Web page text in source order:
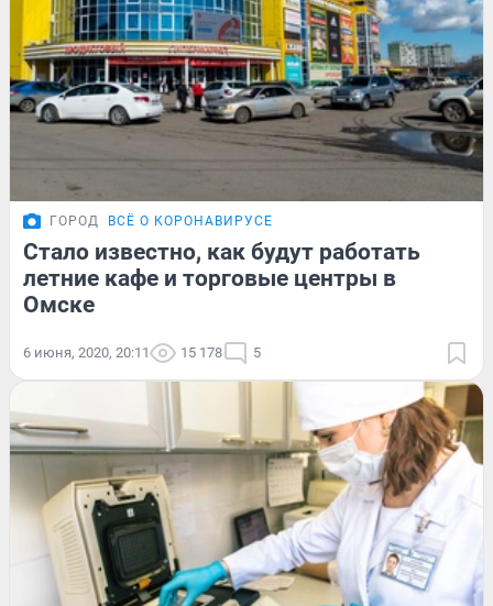
ГОРОД ВСЁ О КОРОНАВИРУСЕ
Стало известно, как будут работать
летние кафе и торговые центры в
Омске
6 июня, 2020, 20:11 15 178 5